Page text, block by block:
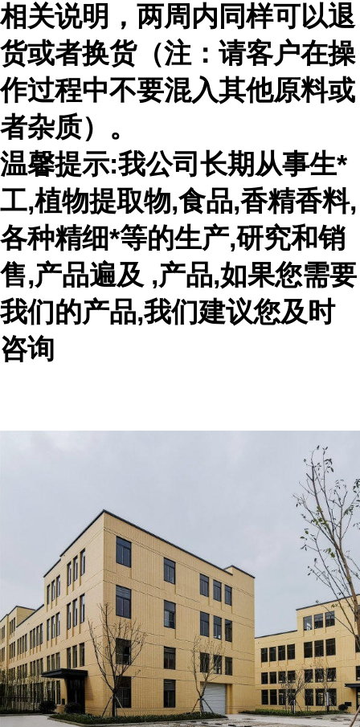
相关说明，两周内同样可以退
货或者换货（注：请客户在操
作过程中不要混入其他原料或
者杂质）。
温馨提示:我公司长期从事生*
工,植物提取物,食品,香精香料,
各种精细*等的生产,研究和销
售,产品遍及 ,产品,如果您需要
我们的产品,我们建议您及时
咨询